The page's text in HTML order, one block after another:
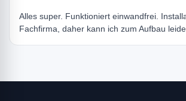
Alles super. Funktioniert einwandfrei.
Fachfirma, daher kann ich zum Aufbau